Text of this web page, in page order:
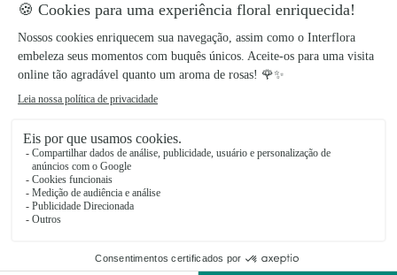
exterior com flor e sem flor. Dependendo de como
queira criar o seu espaço, poderá escolher entre umas
e outras. Ao ar livre, as plantas de exterior sobressaem
muito mais e não precisam de tantos cuidados. Assim,
poderá ter plantas que duram o ano todo, tanto no
Pensando em si, criámos outras coleções igualmente
maravilhosas como esta. As
plantas de primavera
ver e comprar. De certeza que encontrará a que mais
plantas para o exterior.